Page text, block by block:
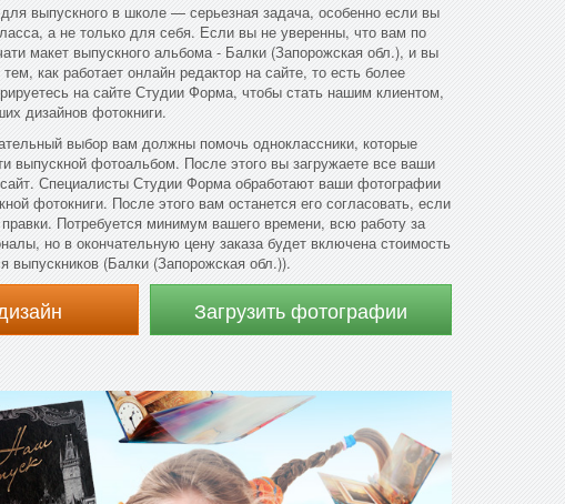
выпускного в школе — серьезная задача, особенно если вы
а не только для себя. Если вы не уверенны, что вам по
макет выпускного альбома - Балки (Запорожская обл.), и вы
как работает онлайн редактор на сайте, то есть более
на сайте Студии Форма, чтобы стать нашим клиентом,
дизайнов фотокниги.
выбор вам должны помочь одноклассники, которые
выпускной фотоальбом. После этого вы загружаете все ваши
Специалисты Студии Форма обработают ваши фотографии
фотокниги. После этого вам останется его согласовать, если
Потребуется минимум вашего времени, всю работу за
но в окончательную цену заказа будет включена стоимость
выпускников (Балки (Запорожская обл.)).
Загрузить фотографии